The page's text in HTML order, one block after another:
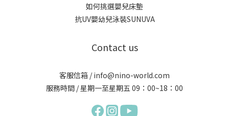
如何挑選嬰兒床墊
抗UV嬰幼兒泳裝SUNUVA
Contact us
客服信箱 / info@nino-world.com
服務時間 / 星期一至星期五 09：00~18：00